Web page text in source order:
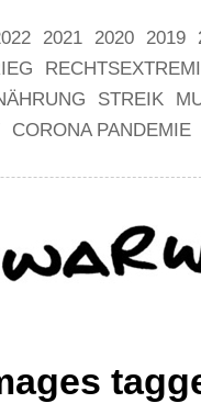
2021 2020 2019
STREIK
CORONA PANDEMIE